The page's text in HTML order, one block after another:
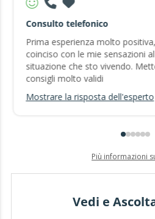
Consulto telefonico
Prima esperienza molto
coinciso con le mie sensazioni
situazione che sto vivendo.
consigli molto validi
Mostrare la risposta dell'esperto
Più informazioni
Vedi e